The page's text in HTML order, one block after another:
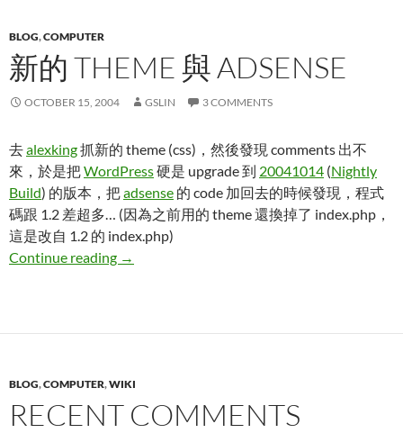
BLOG,COMPUTER
新的 THEME 與 ADSENSE
OCTOBER 15, 2004 GSLIN 3 COMMENTS
去alexking抓新的 theme (css)，然後發現 comments 出不
來，於是把WordPress硬是 upgrade 到 20041014 (Nightly
Build) 的版本，把adsense 的 code 加回去的時候發現，程式
碼跟 1.2 差超多… (因為之前用的 theme 還換掉了 index.php，
這是改自 1.2 的 index.php)
Continue reading 新的 theme 與 adsense
→
BLOG,COMPUTER,WIKI
RECENT COMMENTS